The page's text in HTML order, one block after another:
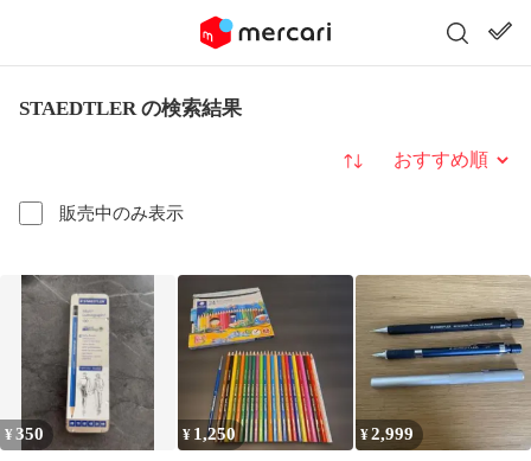
STAEDTLER の検索結果
販売中のみ表示
並び替え
¥350 ¥ 1,250 ¥2,999